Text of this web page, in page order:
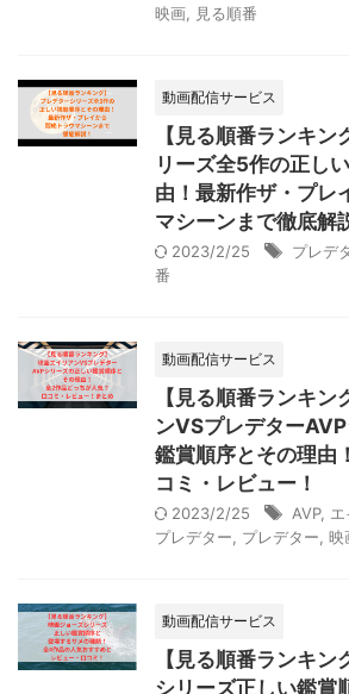
映画
見る順番
動画配信サービス
【見る順番ランキ
リーズ全5作の正し
由！最新作ザ・プレ
マシーンまで徹底解
2023/2/25 プレデ
番
動画配信サービス
【見る順番ランキ
ンVSプレデター
鑑賞順序とその理由
コミ・レビュー！
2023/2/25 AVP,
プレデター
プレデター 映
動画配信サービス
【見る順番ランキ
シリーズ正しい鑑賞